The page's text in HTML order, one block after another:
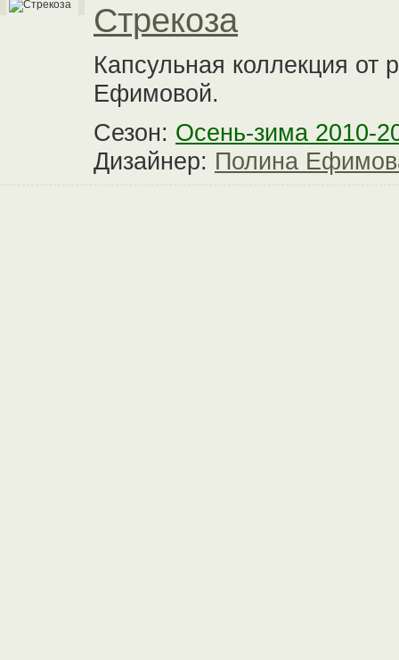
Стрекоза
Капсульная коллекция от
Ефимовой.
Сезон: Осень-зима 2010-
Дизайнер: Полина